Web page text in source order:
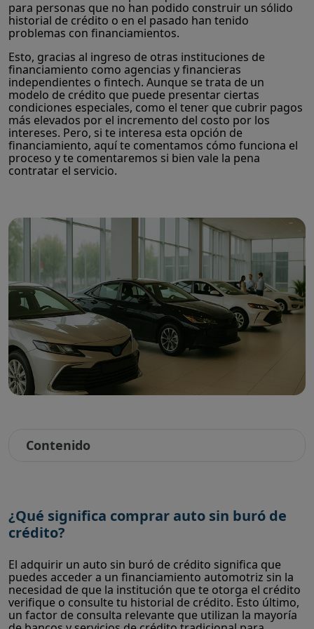
para personas que no han podido construir un sólido
historial de crédito o en el pasado han tenido
problemas con financiamientos.
Esto, gracias al ingreso de otras instituciones de
financiamiento como agencias y financieras
independientes o fintech. Aunque se trata de un
modelo de crédito que puede presentar ciertas
condiciones especiales, como el tener que cubrir pagos
más elevados por el incremento del costo por los
intereses. Pero, si te interesa esta opción de
financiamiento, aquí te comentamos cómo funciona el
proceso y te comentaremos si bien vale la pena
contratar el servicio.
Contenido
¿Qué significa comprar auto sin buró de
crédito?
El adquirir un auto sin buró de crédito significa que
puedes acceder a un financiamiento automotriz sin la
necesidad de que la institución que te otorga el crédito
verifique o consulte tu historial de crédito. Esto último,
un factor de consulta relevante que utilizan la mayoría